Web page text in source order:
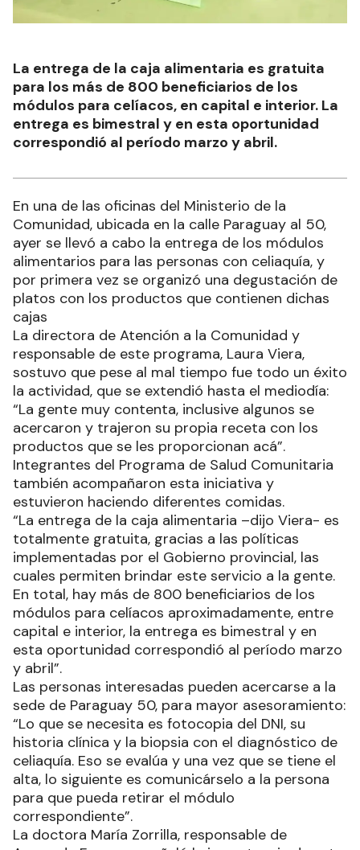
La entrega de la caja alimentaria es gratuita
para los más de 800 beneficiarios de los
módulos para celíacos, en capital e interior. La
entrega es bimestral y en esta oportunidad
correspondió al período marzo y abril.
En una de las oficinas del Ministerio de la
Comunidad, ubicada en la calle Paraguay al 50,
ayer se llevó a cabo la entrega de los módulos
alimentarios para las personas con celiaquía, y
por primera vez se organizó una degustación de
platos con los productos que contienen dichas
cajas
La directora de Atención a la Comunidad y
responsable de este programa, Laura Viera,
sostuvo que pese al mal tiempo fue todo un éxito
la actividad, que se extendió hasta el mediodía:
“La gente muy contenta, inclusive algunos se
acercaron y trajeron su propia receta con los
productos que se les proporcionan acá”.
Integrantes del Programa de Salud Comunitaria
también acompañaron esta iniciativa y
estuvieron haciendo diferentes comidas.
“La entrega de la caja alimentaria –dijo Viera- es
totalmente gratuita, gracias a las políticas
implementadas por el Gobierno provincial, las
cuales permiten brindar este servicio a la gente.
En total, hay más de 800 beneficiarios de los
módulos para celíacos aproximadamente, entre
capital e interior, la entrega es bimestral y en
esta oportunidad correspondió al período marzo
y abril”.
Las personas interesadas pueden acercarse a la
sede de Paraguay 50, para mayor asesoramiento:
“Lo que se necesita es fotocopia del DNI, su
historia clínica y la biopsia con el diagnóstico de
celiaquía. Eso se evalúa y una vez que se tiene el
alta, lo siguiente es comunicárselo a la persona
para que pueda retirar el módulo
correspondiente”.
La doctora María Zorrilla, responsable de